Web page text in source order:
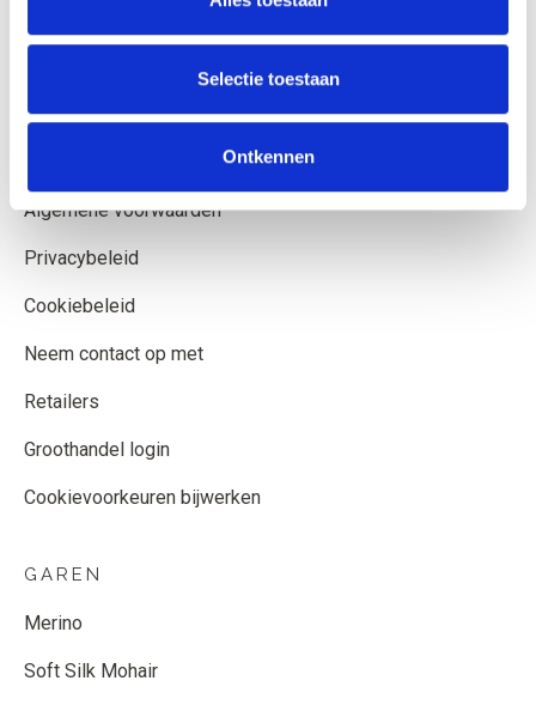
Selectie toestaan
Ontkennen
Over Knitting for Olive
Verzending en levering
Algemene voorwaarden
Privacybeleid
Cookiebeleid
Neem contact op met
Retailers
Groothandel login
Cookievoorkeuren bijwerken
GAREN
Merino
Soft Silk Mohair